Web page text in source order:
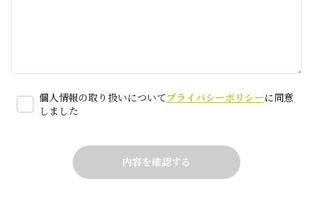
個人情報の取り扱いについてプライバシーポリシーに同意
しました